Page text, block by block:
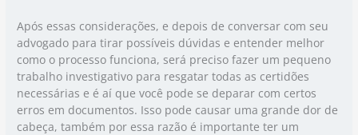
Após essas considerações, e depois de conversar com seu
advogado para tirar possíveis dúvidas e entender melhor
como o processo funciona, será preciso fazer um pequeno
trabalho investigativo para resgatar todas as certidões
necessárias e é aí que você pode se deparar com certos
erros em documentos. Isso pode causar uma grande dor de
cabeça, também por essa razão é importante ter um